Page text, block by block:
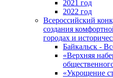
2021 год
2022 год
Всероссийский
создания
городах и
Байкальск -
«Верхняя
«Укрощение